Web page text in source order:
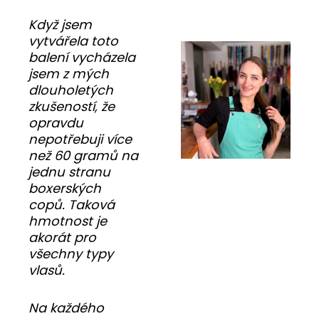
Když jsem
vytvářela toto
balení vycházela
jsem z mých
dlouholetých
zkušeností, že
opravdu
nepotřebuji více
než 60 gramů na
jednu stranu
boxerských
copů. Taková
hmotnost je
akorát pro
všechny typy
vlasů.
Na každého